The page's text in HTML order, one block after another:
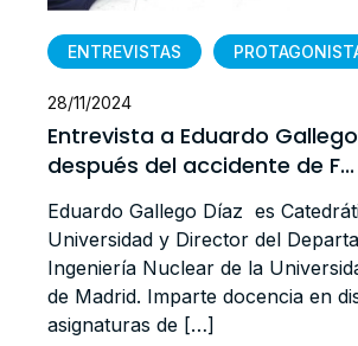
ENTREVISTAS
28/11/2024
Entrevista a Eduardo
después del accidente de F...
Eduardo Gallego Díaz es
Universidad y Director del
Ingeniería Nuclear de la
de Madrid. Imparte docencia en
asignaturas de […]